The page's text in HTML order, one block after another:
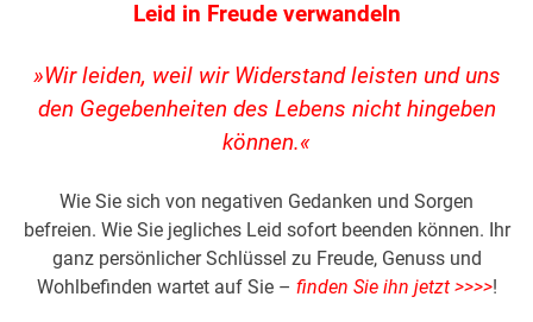
Leid in Freude verwandeln
»Wir leiden, weil wir Widerstand leisten und uns
den Gegebenheiten des Lebens nicht hingeben
können.«
Wie Sie sich von negativen Gedanken und Sorgen
befreien. Wie Sie jegliches Leid sofort beenden können. Ihr
ganz persönlicher Schlüssel zu Freude, Genuss und
Wohlbefinden wartet auf Sie – finden Sie ihn jetzt >>>>!